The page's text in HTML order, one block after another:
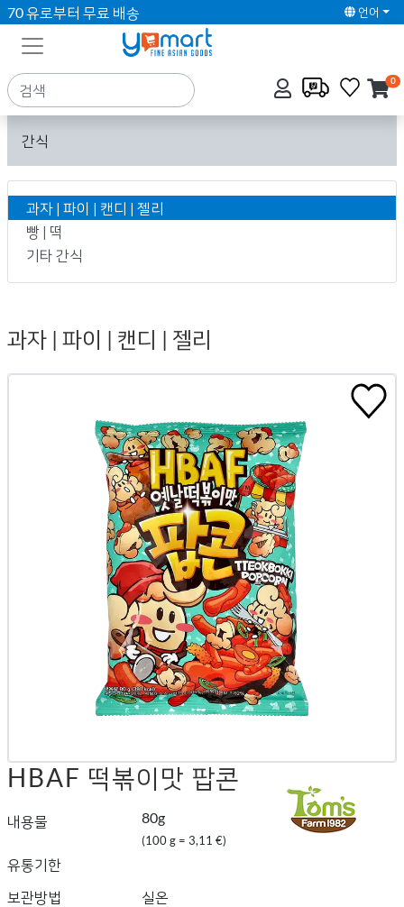
70 유로부터 무료 배송 언어
0
간식
과자 | 파이 | 캔디 | 젤리
빵 | 떡
기타 간식
과자 | 파이 | 캔디 | 젤리
HBAF 떡볶이맛 팝콘
내용물 80g
(100 g = 3,11 €)
유통기한
보관방법
실온